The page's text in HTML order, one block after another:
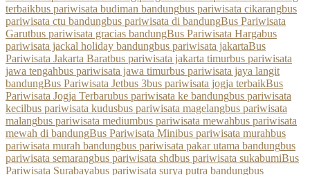
terbaikbus pariwisata budiman bandungbus pariwisata cikarangbus
pariwisata ctu bandungbus pariwisata di bandungBus Pariwisata
Garutbus pariwisata gracias bandungBus Pariwisata Hargabus
pariwisata jackal holiday bandungbus pariwisata jakartaBus
Pariwisata Jakarta Baratbus pariwisata jakarta timurbus pariwisata
jawa tengahbus pariwisata jawa timurbus pariwisata jaya langit
bandungBus Pariwisata Jetbus 3bus pariwisata jogja terbaikBus
Pariwisata Jogja Terbarubus pariwisata ke bandungbus pariwisata
kecilbus pariwisata kudusbus pariwisata magelangbus pariwisata
malangbus pariwisata mediumbus pariwisata mewahbus pariwisata
mewah di bandungBus Pariwisata Minibus pariwisata murahbus
pariwisata murah bandungbus pariwisata pakar utama bandungbus
pariwisata semarangbus pariwisata shdbus pariwisata sukabumiBus
Pariwisata Surabayabus pariwisata surya putra bandungbus